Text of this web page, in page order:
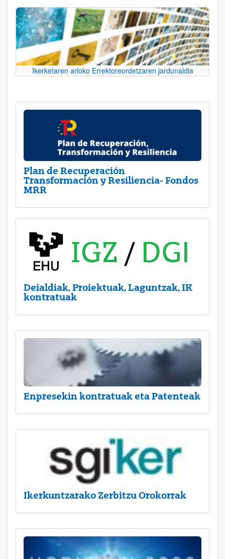
Ikerketaren arloko Errektoreordetzaren jardunaldia
Plan de Recuperación
Transformación y Resiliencia- Fondos
MRR
Deialdiak, Proiektuak, Laguntzak, IK
kontratuak
Enpresekin kontratuak eta Patenteak
Ikerkuntzarako Zerbitzu Orokorrak